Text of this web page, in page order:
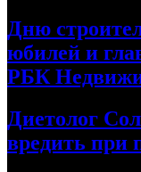
Дню
юбилей и
РБК
Диетолог
вредить при